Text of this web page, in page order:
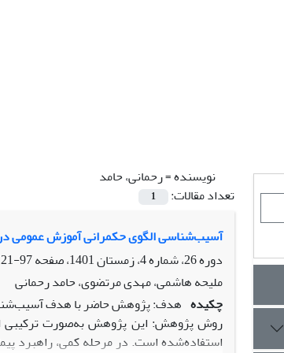
نویسنده =رحمانی، حامد
تعداد مقالات:
1
آسیب‌شناسی الگوی حکمرانی آموزش عمومی
دوره 26، شماره 4، زمستان 1401، صفحه
97-121
ملیحه هاشمی، مهدی مرتضوی، حامد رحمانی
چکیده هدف: پژوهش حاضر با هدف
روش پژوهش: این پژوهش به‌صورت ترکیبی